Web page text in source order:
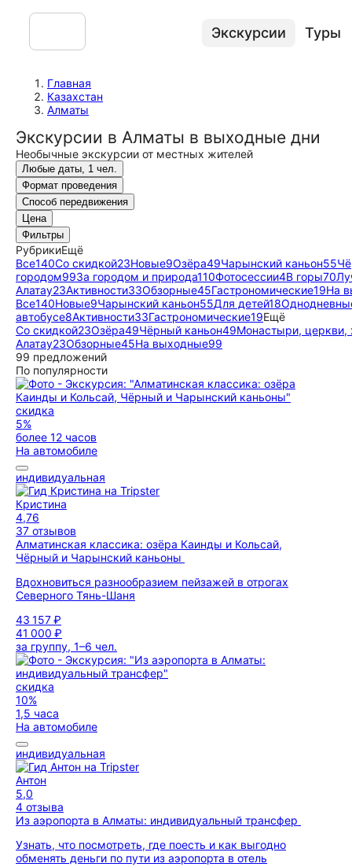
Экскурсии Туры
Главная
Казахстан
Алматы
Экскурсии в Алматы в выходные дни
Необычные экскурсии от местных жителей
Любые даты, 1 чел.
Формат проведения
Способ передвижения
Цена
Фильтры
РубрикиЕщё
Все140Со скидкой23Новые9Озёра49Чарынский каньон55
городом99За городом и природа110Фотосессии4В горы70
Алатау23Активности33Обзорные45Гастрономические19На
Все140Новые9Чарынский каньон55Для детей18
автобусе8Активности33Гастрономические19Ещё
Со скидкой23Озёра49Чёрный каньон49Монастыри,
Алатау23Обзорные45На выходные99
99 предложений
По популярности
скидка
5%
более 12 часов
На автомобиле
индивидуальная
Кристина
4,76
37 отзывов
Алматинская классика: озёра Каинды и Кольсай,
Чёрный и Чарынский каньоны
Вдохновиться разнообразием пейзажей в отрогах
Северного Тянь-Шаня
43 157 ₽
41 000 ₽
за группу, 1–6 чел.
скидка
10%
1,5 часа
На автомобиле
индивидуальная
Антон
5,0
4 отзыва
Из аэропорта в Алматы: индивидуальный трансфер
Узнать, что посмотреть, где поесть и как выгодно
обменять деньги по пути из аэропорта в отель